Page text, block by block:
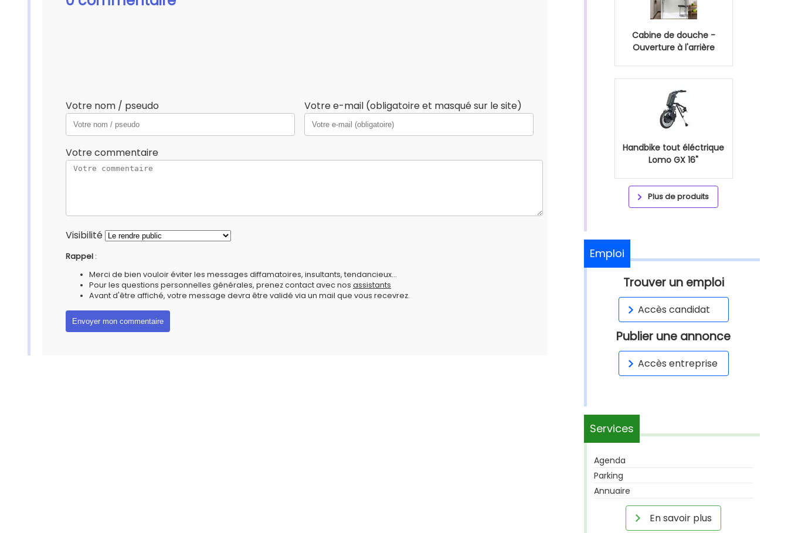
Votre nom / pseudo Votre e-mail (obligatoire et masqué sur le site)
Votre commentaire
Visibilité
Rappel :
Merci de bien vouloir éviter les messages diffamatoires, insultants, tendancieux...
Pour les questions personnelles générales, prenez contact avec nos assistants
Avant d'être affiché, votre message devra être validé via un mail que vous recevrez.
Cabine de douche -
Ouverture à l'arrière
Handbike tout éléctrique
Lomo GX 16"
Plus de produits
Emploi
Trouver un emploi
Accès candidat
Publier une annonce
Accès entreprise
Services
Agenda
Parking
Annuaire
En savoir plus